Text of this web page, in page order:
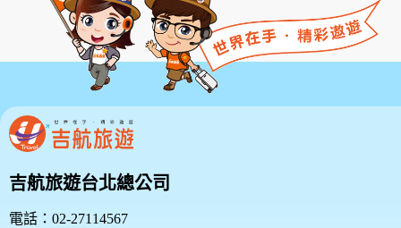
吉航旅遊台北總公司
電話：02-27114567